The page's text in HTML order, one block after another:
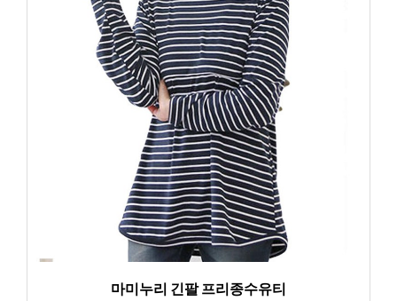
마미누리 긴팔 프리종수유티